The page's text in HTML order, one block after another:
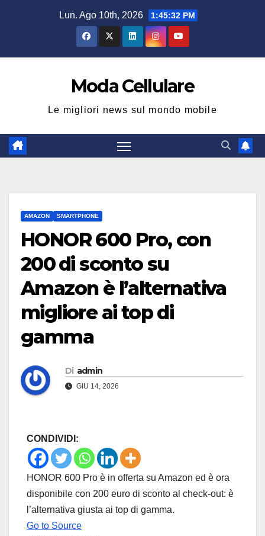
Lun. Ago 10th, 2026 1:45:33 PM
Moda Cellulare
Le migliori news sul mondo mobile
AMAZON SMARTPHONE
HONOR 600 Pro, con
200 di sconto su
Amazon è l’alternativa
migliore ai top di
gamma
Di admin
GIU 14, 2026
CONDIVIDI:
HONOR 600 Pro è in offerta su Amazon ed è ora
disponibile con 200 euro di sconto al check-out: è
l’alternativa giusta ai top di gamma.
Go to Source